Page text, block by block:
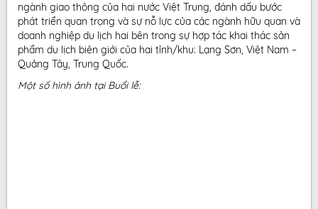
ngành giao thông của hai nước Việt Trung, đánh dấu bước
phát triển quan trọng và sự nỗ lực của các ngành hữu quan và
doanh nghiệp du lịch hai bên trong sự hợp tác khai thác sản
phẩm du lịch biên giới của hai tỉnh/khu: Lạng Sơn, Việt Nam –
Quảng Tây, Trung Quốc.
Một số hình ảnh tại Buổi lễ: